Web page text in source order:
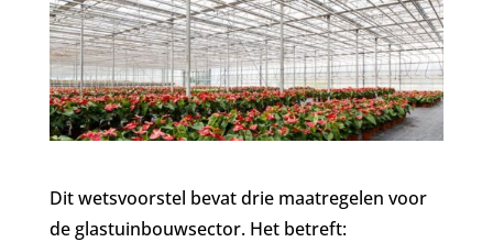
Dit wetsvoorstel bevat drie maatregelen voor
de glastuinbouwsector. Het betreft: